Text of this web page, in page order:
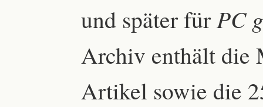
und später fürPC
Archiv enthält die
Artikel sowie die